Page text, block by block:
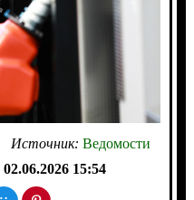
Источник: Ведомости
02.06.2026 15:54